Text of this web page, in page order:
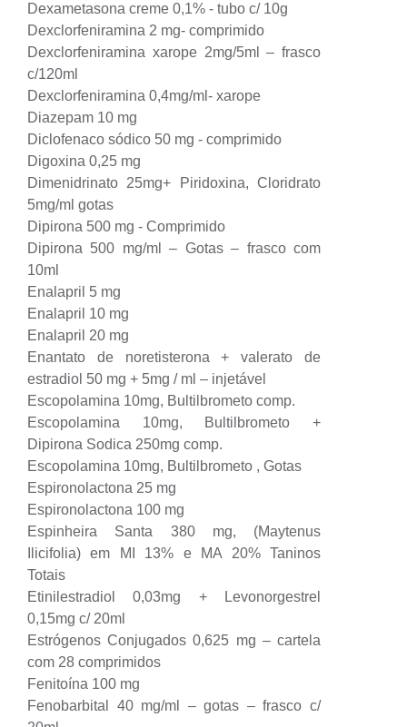
Dexametasona creme 0,1% - tubo c/ 10g
Dexclorfeniramina 2 mg- comprimido
Dexclorfeniramina xarope 2mg/5ml – frasco
c/120ml
Dexclorfeniramina 0,4mg/ml- xarope
Diazepam 10 mg
Diclofenaco sódico 50 mg - comprimido
Digoxina 0,25 mg
Dimenidrinato 25mg+ Piridoxina, Cloridrato
5mg/ml gotas
Dipirona 500 mg - Comprimido
Dipirona 500 mg/ml – Gotas – frasco com
10ml
Enalapril 5 mg
Enalapril 10 mg
Enalapril 20 mg
Enantato de noretisterona + valerato de
estradiol 50 mg + 5mg / ml – injetável
Escopolamina 10mg, Bultilbrometo comp.
Escopolamina 10mg, Bultilbrometo +
Dipirona Sodica 250mg comp.
Escopolamina 10mg, Bultilbrometo , Gotas
Espironolactona 25 mg
Espironolactona 100 mg
Espinheira Santa 380 mg, (Maytenus
Ilicifolia) em MI 13% e MA 20% Taninos
Totais
Etinilestradiol 0,03mg + Levonorgestrel
0,15mg c/ 20ml
Estrógenos Conjugados 0,625 mg – cartela
com 28 comprimidos
Fenitoína 100 mg
Fenobarbital 40 mg/ml – gotas – frasco c/